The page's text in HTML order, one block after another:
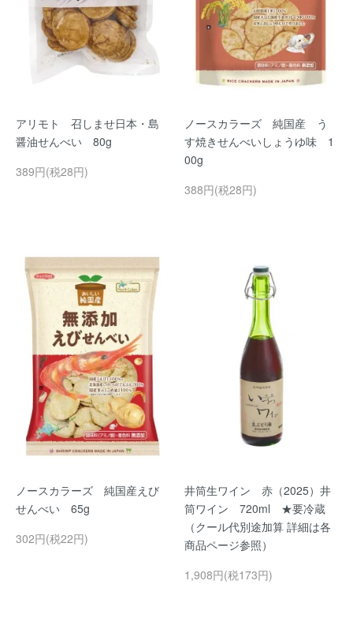
アリモト 召しませ日本・島
醤油せんべい 80g
389円(税28円)
ノースカラーズ 純国産 う
す焼きせんべいしょうゆ味 1
00g
388円(税28円)
ノースカラーズ 純国産えび
せんべい 65g
302円(税22円)
井筒生ワイン 赤（2025）井
筒ワイン 720ml ★要冷蔵
（クール代別途加算 詳細は各
商品ページ参照）
1,908円(税173円)